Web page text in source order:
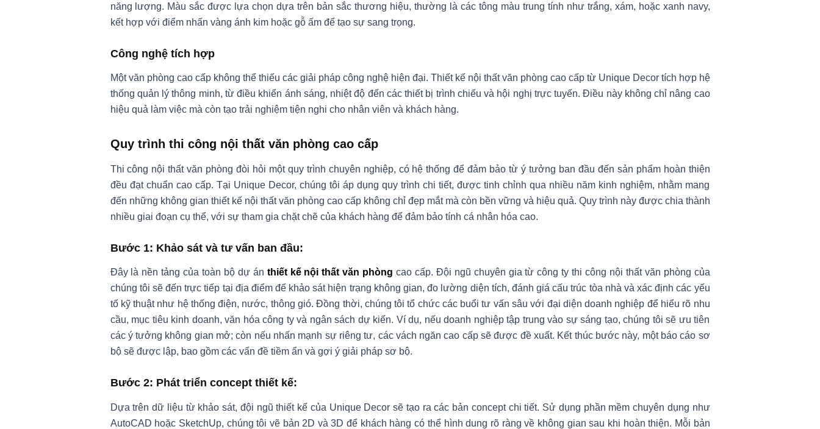
năng lượng. Màu sắc được lựa chọn dựa trên bản sắc thương hiệu, thường là các tông màu trung tính như trắng, xám, hoặc xanh navy,
kết hợp với điểm nhấn vàng ánh kim hoặc gỗ ấm để tạo sự sang trọng.
Công nghệ tích hợp
Một văn phòng cao cấp không thể thiếu các giải pháp công nghệ hiện đại. Thiết kế nội thất văn phòng cao cấp từ Unique Decor tích hợp hệ
thống quản lý thông minh, từ điều khiển ánh sáng, nhiệt độ đến các thiết bị trình chiếu và hội nghị trực tuyến. Điều này không chỉ nâng cao
hiệu quả làm việc mà còn tạo trải nghiệm tiện nghi cho nhân viên và khách hàng.
Quy trình thi công nội thất văn phòng cao cấp
Thi công nội thất văn phòng đòi hỏi một quy trình chuyên nghiệp, có hệ thống để đảm bảo từ ý tưởng ban đầu đến sản phẩm hoàn thiện
đều đạt chuẩn cao cấp. Tại Unique Decor, chúng tôi áp dụng quy trình chi tiết, được tinh chỉnh qua nhiều năm kinh nghiệm, nhằm mang
đến những không gian thiết kế nội thất văn phòng cao cấp không chỉ đẹp mắt mà còn bền vững và hiệu quả. Quy trình này được chia thành
nhiều giai đoạn cụ thể, với sự tham gia chặt chẽ của khách hàng để đảm bảo tính cá nhân hóa cao.
Bước 1: Khảo sát và tư vấn ban đầu:
Đây là nền tảng của toàn bộ dự án thiết kế nội thất văn phòngcao cấp. Đội ngũ chuyên gia từ công ty thi công nội thất văn phòng của
chúng tôi sẽ đến trực tiếp tại địa điểm để khảo sát hiện trạng không gian, đo lường diện tích, đánh giá cấu trúc tòa nhà và xác định các yếu
tố kỹ thuật như hệ thống điện, nước, thông gió. Đồng thời, chúng tôi tổ chức các buổi tư vấn sâu với đại diện doanh nghiệp để hiểu rõ nhu
cầu, mục tiêu kinh doanh, văn hóa công ty và ngân sách dự kiến. Ví dụ, nếu doanh nghiệp tập trung vào sự sáng tạo, chúng tôi sẽ ưu tiên
các ý tưởng không gian mở; còn nếu nhấn mạnh sự riêng tư, các vách ngăn cao cấp sẽ được đề xuất. Kết thúc bước này, một báo cáo sơ
bộ sẽ được lập, bao gồm các vấn đề tiềm ẩn và gợi ý giải pháp sơ bộ.
Bước 2: Phát triển concept thiết kế:
Dựa trên dữ liệu từ khảo sát, đội ngũ thiết kế của Unique Decor sẽ tạo ra các bản concept chi tiết. Sử dụng phần mềm chuyên dụng như
AutoCAD hoặc SketchUp, chúng tôi vẽ bản 2D và 3D để khách hàng có thể hình dung rõ ràng về không gian sau khi hoàn thiện. Mỗi bản